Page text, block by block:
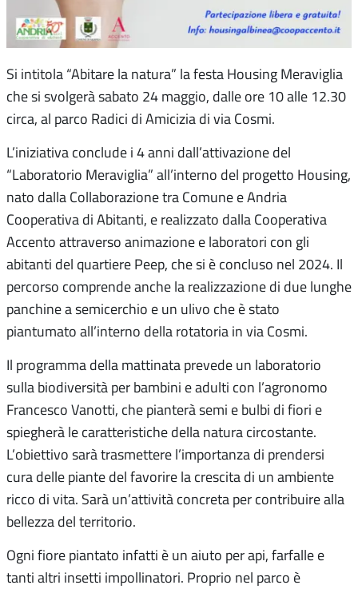
Si intitola “Abitare la natura” la festa Housing Meraviglia
che si svolgerà sabato 24 maggio, dalle ore 10 alle 12.30
circa, al parco Radici di Amicizia di via Cosmi.
L’iniziativa conclude i 4 anni dall’attivazione del
“Laboratorio Meraviglia” all’interno del progetto Housing,
nato dalla Collaborazione tra Comune e Andria
Cooperativa di Abitanti, e realizzato dalla Cooperativa
Accento attraverso animazione e laboratori con gli
abitanti del quartiere Peep, che si è concluso nel 2024. Il
percorso comprende anche la realizzazione di due lunghe
panchine a semicerchio e un ulivo che è stato
piantumato all’interno della rotatoria in via Cosmi.
Il programma della mattinata prevede un laboratorio
sulla biodiversità per bambini e adulti con l’agronomo
Francesco Vanotti, che pianterà semi e bulbi di fiori e
spiegherà le caratteristiche della natura circostante.
L’obiettivo sarà trasmettere l’importanza di prendersi
cura delle piante del favorire la crescita di un ambiente
ricco di vita. Sarà un’attività concreta per contribuire alla
bellezza del territorio.
Ogni fiore piantato infatti è un aiuto per api, farfalle e
tanti altri insetti impollinatori. Proprio nel parco è